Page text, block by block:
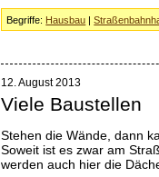
Begriffe: Hausbau |
12. August 2013
Viele Baustellen
Stehen die Wände, dann
Soweit ist es zwar am
werden auch hier die